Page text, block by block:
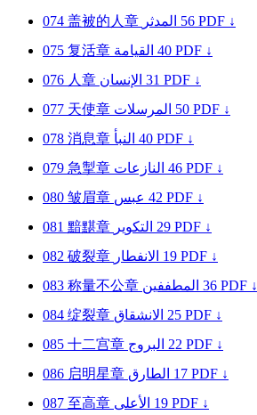
074 盖被的人章 المدثر 56 PDF ↓
075 复活章 القيامة 40 PDF ↓
076 人章 الإنسان 31 PDF ↓
077 天使章 المرسلات 50 PDF ↓
078 消息章 النبأ 40 PDF ↓
079 急掣章 النازعات 46 PDF ↓
080 皱眉章 عبس 42 PDF ↓
081 黯黮章 التكوير 29 PDF ↓
082 破裂章 الانفطار 19 PDF ↓
083 称量不公章 المطففين 36 PDF ↓
084 绽裂章 الانشقاق 25 PDF ↓
085 十二宫章 البروج 22 PDF ↓
086 启明星章 الطارق 17 PDF ↓
087 至高章 الأعلى 19 PDF ↓